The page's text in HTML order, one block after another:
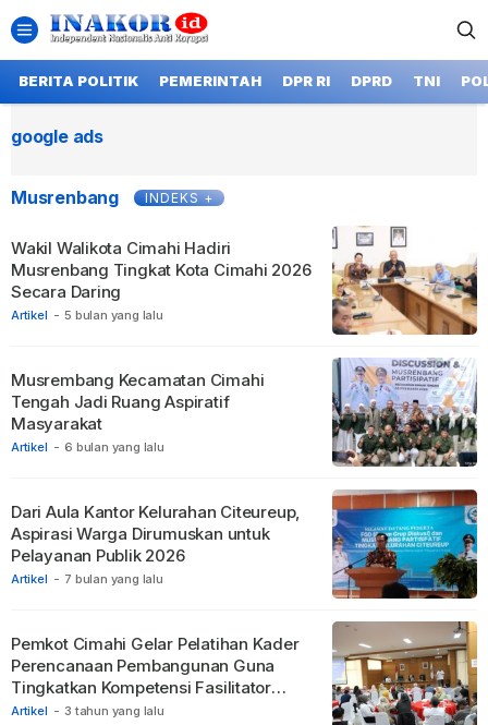
BERITA POLITIK PEMERINTAH DPR RI DPRD TNI
google ads
Musrenbang INDEKS +
Artikel - 5 bulan yang lalu
Wakil Walikota Cimahi Hadiri
Musrenbang Tingkat Kota Cimahi 2026
Secara Daring
Artikel - 6 bulan yang lalu
Musrembang Kecamatan Cimahi
Tengah Jadi Ruang Aspiratif
Masyarakat
Artikel - 7 bulan yang lalu
Dari Aula Kantor Kelurahan Citeureup,
Aspirasi Warga Dirumuskan untuk
Pelayanan Publik 2026
Artikel - 3 tahun yang lalu
Pemkot Cimahi Gelar Pelatihan Kader
Perencanaan Pembangunan Guna
Tingkatkan Kompetensi Fasilitator
Musrenbang